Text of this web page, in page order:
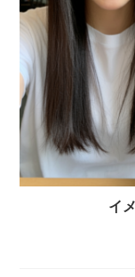
イ